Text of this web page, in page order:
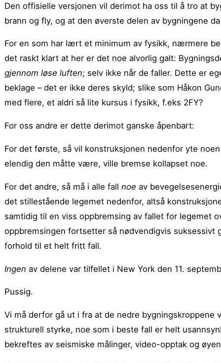
Den offisielle versjonen vil derimot ha oss til å tro at
brann og fly, og at den øverste delen av bygningene
For en som har lært et minimum av fysikk, nærmere
det raskt klart at her er det noe alvorlig galt:
gjennom løse luften; selv ikke når de faller. Dette er
beklage – det er ikke deres skyld; slike som Håkon
med flere, et aldri så lite kursus i fysikk, f.eks 2FY?
For oss andre er dette derimot ganske åpenbart:
For det første, så vil konstruksjonen nedenfor yte
elendig den måtte være, ville bremse kollapset noe.
For det andre, så må i alle fall noe av
det stillestående legemet nedenfor, altså
samtidig til en viss oppbremsing av fallet for legemet
oppbremsingen fortsetter så nødvendigvis
forhold til et helt fritt fall.
Ingen av delene var tilfellet i New York den 11.
Pussig.
Vi må derfor gå ut i fra at de nedre bygningskroppene
strukturell styrke, noe som i beste fall er helt
bekreftes av seismiske målinger, video-opptak og